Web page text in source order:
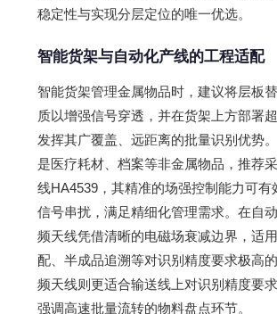
稳定性与实现分层定位的唯一优选。
智能货架与自动化产线的工程适配
智能货架管理金属物品时，建议将层板
质以增强信号穿透，并在货架上方部署
发挥其广覆盖、远距离的批量识别优势
是医疗耗材、档案等非金属物品，推荐
线HA4539，其精准的场强控制能力可有
信号串扰，满足精细化管理需求。在自
频天线凭借清晰的电磁场衰减边界，适
配、半成品追溯等对识别精度要求极高
频天线则更适合输送线上对识别精度要
强调高速批量流转的物料盘点环节。